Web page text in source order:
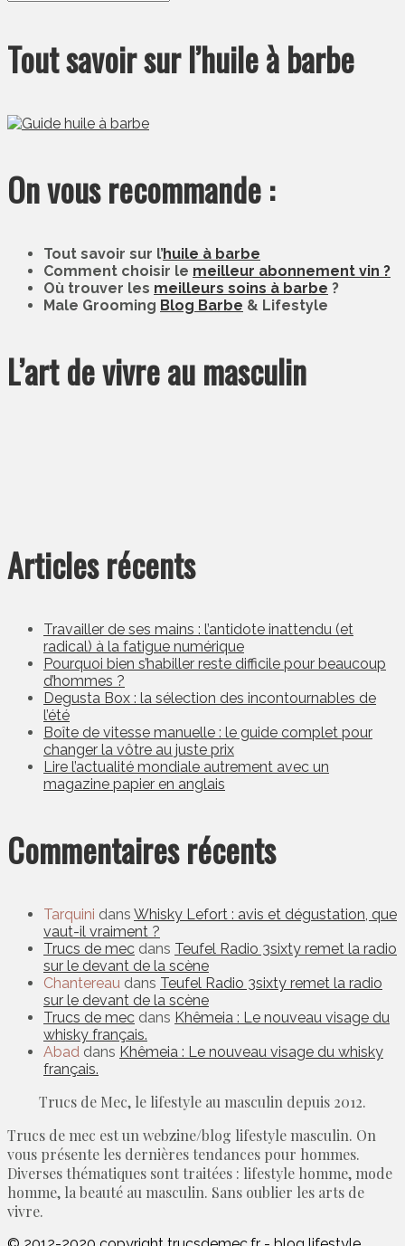
Tout savoir sur l’huile à barbe
On vous recommande :
Tout savoir sur l’huile à barbe
Comment choisir le meilleur abonnement vin ?
Où trouver les meilleurs soins à barbe ?
Male Grooming Blog Barbe & Lifestyle
L’art de vivre au masculin
Articles récents
Travailler de ses mains : l’antidote inattendu (et
radical) à la fatigue numérique
Pourquoi bien s’habiller reste difficile pour beaucoup
d’hommes ?
Degusta Box : la sélection des incontournables de
l’été
Boîte de vitesse manuelle : le guide complet pour
changer la vôtre au juste prix
Lire l’actualité mondiale autrement avec un
magazine papier en anglais
Commentaires récents
Tarquini dans Whisky Lefort : avis et dégustation, que
vaut-il vraiment ?
Trucs de mec dans Teufel Radio 3sixty remet la radio
sur le devant de la scène
Chantereau dans Teufel Radio 3sixty remet la radio
sur le devant de la scène
Trucs de mec dans Khêmeia : Le nouveau visage du
whisky français.
Abad dans Khêmeia : Le nouveau visage du whisky
français.
Trucs de Mec, le lifestyle au masculin depuis 2012.
Trucs de mec est un webzine/blog lifestyle masculin. On
vous présente les dernières tendances pour hommes.
Diverses thématiques sont traitées : lifestyle homme, mode
homme, la beauté au masculin. Sans oublier les arts de
vivre.